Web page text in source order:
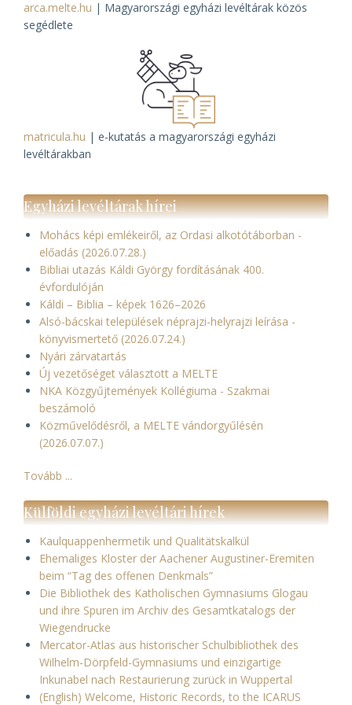
arca.melte.hu | Magyarországi egyházi levéltárak közös
segédlete
matricula.hu | e-kutatás a magyarországi egyházi
levéltárakban
Egyházi levéltárak hírei
Mohács képi emlékeiről, az Ordasi alkotótáborban -
előadás (2026.07.28.)
Bibliai utazás Káldi György fordításának 400.
évfordulóján
Káldi – Biblia – képek 1626–2026
Alsó-bácskai települések néprajzi-helyrajzi leírása -
könyvismertető (2026.07.24.)
Nyári zárvatartás
Új vezetőséget választott a MELTE
NKA Közgyűjtemények Kollégiuma - Szakmai
beszámoló
Közművelődésről, a MELTE vándorgyűlésén
(2026.07.07.)
Tovább ...
Külföldi egyházi levéltári hírek
Kaulquappenhermetik und Qualitätskalkül
Ehemaliges Kloster der Aachener Augustiner-Eremiten
beim “Tag des offenen Denkmals”
Die Bibliothek des Katholischen Gymnasiums Glogau
und ihre Spuren im Archiv des Gesamtkatalogs der
Wiegendrucke
Mercator-Atlas aus historischer Schulbibliothek des
Wilhelm-Dörpfeld-Gymnasiums und einzigartige
Inkunabel nach Restaurierung zurück in Wuppertal
(English) Welcome, Historic Records, to the ICARUS